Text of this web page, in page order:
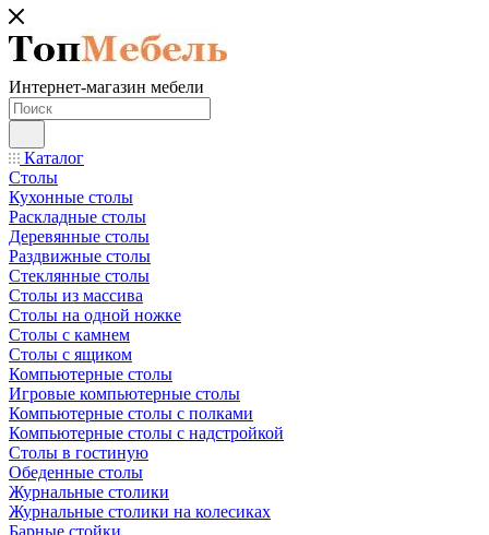
Интернет-магазин мебели
Каталог
Столы
Кухонные столы
Раскладные столы
Деревянные столы
Раздвижные столы
Стеклянные столы
Столы из массива
Столы на одной ножке
Столы с камнем
Столы с ящиком
Компьютерные столы
Игровые компьютерные столы
Компьютерные столы с полками
Компьютерные столы с надстройкой
Столы в гостиную
Обеденные столы
Журнальные столики
Журнальные столики на колесиках
Барные стойки